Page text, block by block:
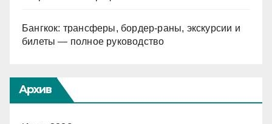
Бангкок: трансферы, бордер-раны, экскурсии и
билеты — полное руководство
Архив